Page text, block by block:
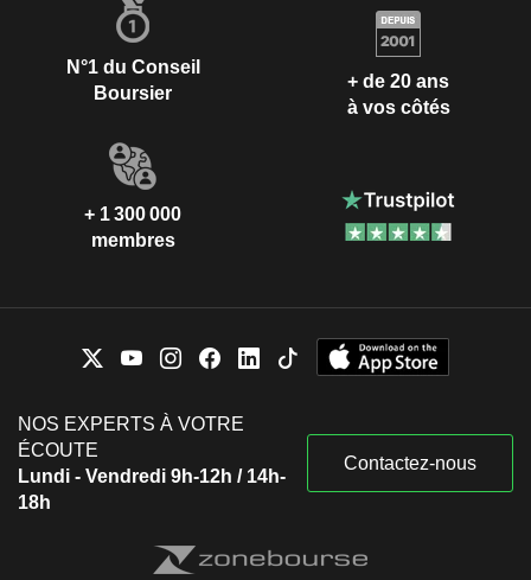
N°1 du Conseil
Boursier
+ de 20 ans
à vos côtés
+ 1 300 000
membres
NOS EXPERTS À VOTRE
ÉCOUTE
Lundi - Vendredi 9h-12h / 14h-
18h
Contactez-nous